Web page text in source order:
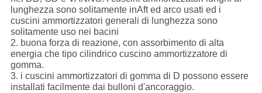
lunghezza sono solitamente inAft ed arco usati ed i
cuscini ammortizzatori generali di lunghezza sono
solitamente uso nei bacini
2. buona forza di reazione, con assorbimento di alta
energia che tipo cilindrico cuscino ammortizzatore di
gomma.
3. i cuscini ammortizzatori di gomma di D possono essere
installati facilmente dai bulloni d'ancoraggio.